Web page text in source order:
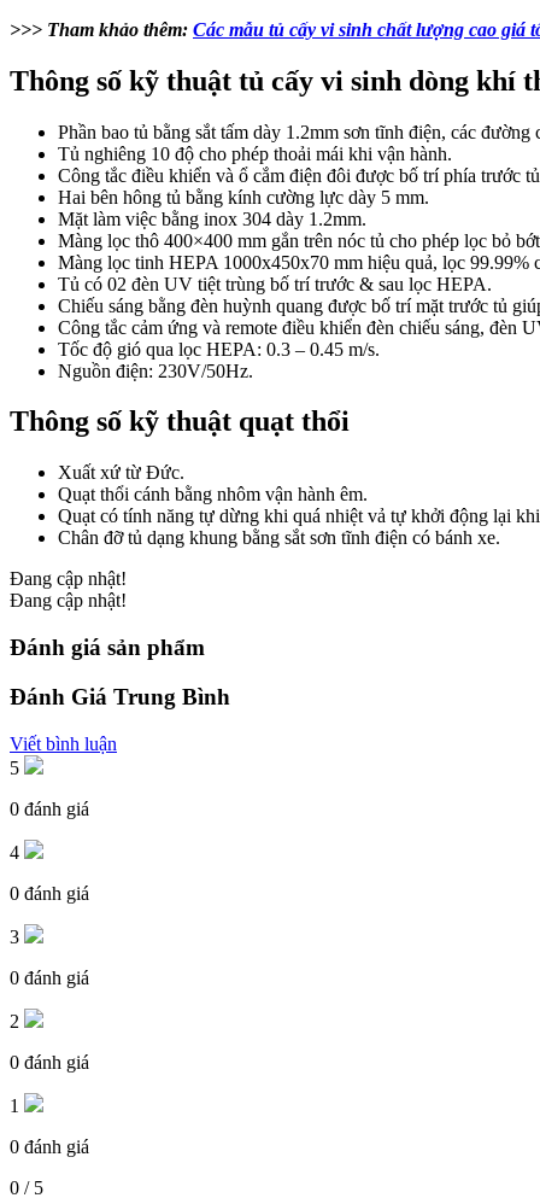
>>> Tham khảo thêm: Các mẫu tủ cấy vi sinh chất lượng cao giá
Thông số kỹ thuật tủ cấy vi sinh dòng khí
Phần bao tủ bằng sắt tấm dày 1.2mm sơn tĩnh điện, các
Tủ nghiêng 10 độ cho phép thoải mái khi vận hành.
Công tắc điều khiển và ổ cắm điện đôi được bố trí phía trước
Hai bên hông tủ bằng kính cường lực dày 5 mm.
Mặt làm việc bằng inox 304 dày 1.2mm.
Màng lọc thô 400×400 mm gắn trên nóc tủ cho phép lọc bỏ
Màng lọc tinh HEPA 1000x450x70 mm hiệu quả, lọc
Tủ có 02 đèn UV tiệt trùng bố trí trước & sau lọc HEPA.
Chiếu sáng bằng đèn huỳnh quang được bố trí mặt trước tủ
Công tắc cảm ứng và remote điều khiển đèn chiếu sáng, đèn
Tốc độ gió qua lọc HEPA: 0.3 – 0.45 m/s.
Nguồn điện: 230V/50Hz.
Thông số kỹ thuật quạt thổi
Xuất xứ từ Đức.
Quạt thổi cánh bằng nhôm vận hành êm.
Quạt có tính năng tự dừng khi quá nhiệt vả tự khởi động lại
Chân đỡ tủ dạng khung bằng sắt sơn tĩnh điện có bánh xe.
Đang cập nhật!
Đang cập nhật!
Đánh giá sản phẩm
Đánh Giá Trung Bình
Viết bình luận
5
0 đánh giá
4
0 đánh giá
3
0 đánh giá
2
0 đánh giá
1
0 đánh giá
0 / 5